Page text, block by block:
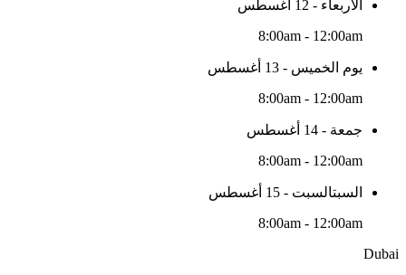
الأربعاء - 12 أغسطس
8:00am - 12:00am
يوم الخميس - 13 أغسطس
8:00am - 12:00am
جمعة - 14 أغسطس
8:00am - 12:00am
السبتالسبت - 15 أغسطس
8:00am - 12:00am
Dubai